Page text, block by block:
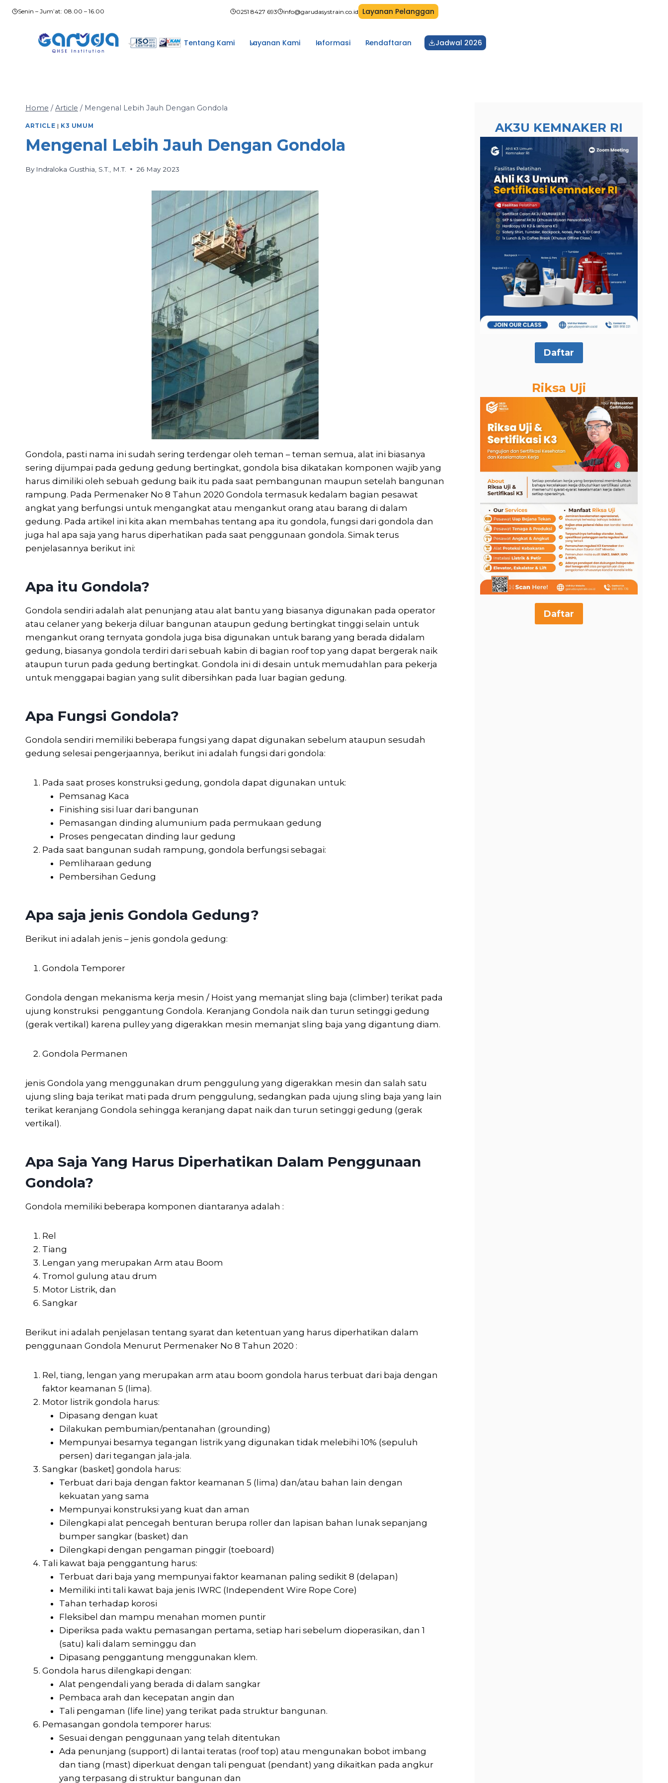
Skip
Senin – Jum’at: 08.00 – 16.00 0251 8427 693 info@garudasystrain.co.id Layanan Pelanggan
Tentang Kami Layanan Kami Informasi Pendaftaran Jadwal 2026
Home / Article / Mengenal Lebih Jauh Dengan Gondola
ARTICLE | K3 UMUM
Mengenal Lebih Jauh Dengan Gondola
By Indraloka Gusthia, S.T., M.T. 26 May 2023
Gondola, pasti nama ini sudah sering terdengar oleh teman – teman semua, alat ini biasanya
sering dijumpai pada gedung gedung bertingkat, gondola bisa dikatakan komponen wajib yang
harus dimiliki oleh sebuah gedung baik itu pada saat pembangunan maupun setelah bangunan
rampung. Pada Permenaker No 8 Tahun 2020 Gondola termasuk kedalam bagian pesawat
angkat yang berfungsi untuk mengangkat atau mengankut orang atau barang di dalam
gedung. Pada artikel ini kita akan membahas tentang apa itu gondola, fungsi dari gondola dan
juga hal apa saja yang harus diperhatikan pada saat penggunaan gondola. Simak terus
penjelasannya berikut ini:
Apa itu Gondola?
Gondola sendiri adalah alat penunjang atau alat bantu yang biasanya digunakan pada operator
atau celaner yang bekerja diluar bangunan ataupun gedung bertingkat tinggi selain untuk
mengankut orang ternyata gondola juga bisa digunakan untuk barang yang berada didalam
gedung, biasanya gondola terdiri dari sebuah kabin di bagian roof top yang dapat bergerak naik
ataupun turun pada gedung bertingkat. Gondola ini di desain untuk memudahlan para pekerja
untuk menggapai bagian yang sulit dibersihkan pada luar bagian gedung.
Apa Fungsi Gondola?
Gondola sendiri memiliki beberapa fungsi yang dapat digunakan sebelum ataupun sesudah
gedung selesai pengerjaannya, berikut ini adalah fungsi dari gondola:
Pada saat proses konstruksi gedung, gondola dapat digunakan untuk:
Pemsanag Kaca
Finishing sisi luar dari bangunan
Pemasangan dinding alumunium pada permukaan gedung
Proses pengecatan dinding laur gedung
Pada saat bangunan sudah rampung, gondola berfungsi sebagai:
Pemliharaan gedung
Pembersihan Gedung
Apa saja jenis Gondola Gedung?
Berikut ini adalah jenis – jenis gondola gedung:
Gondola Temporer
Gondola dengan mekanisma kerja mesin / Hoist yang memanjat sling baja (climber) terikat pada
ujung konstruksi penggantung Gondola. Keranjang Gondola naik dan turun setinggi gedung
(gerak vertikal) karena pulley yang digerakkan mesin memanjat sling baja yang digantung diam.
Gondola Permanen
jenis Gondola yang menggunakan drum penggulung yang digerakkan mesin dan salah satu
ujung sling baja terikat mati pada drum penggulung, sedangkan pada ujung sling baja yang lain
terikat keranjang Gondola sehingga keranjang dapat naik dan turun setinggi gedung (gerak
vertikal).
Apa Saja Yang Harus Diperhatikan Dalam Penggunaan
Gondola?
Gondola memiliki beberapa komponen diantaranya adalah :
Rel
Tiang
Lengan yang merupakan Arm atau Boom
Tromol gulung atau drum
Motor Listrik, dan
Sangkar
Berikut ini adalah penjelasan tentang syarat dan ketentuan yang harus diperhatikan dalam
penggunaan Gondola Menurut Permenaker No 8 Tahun 2020 :
Rel, tiang, lengan yang merupakan arm atau boom gondola harus terbuat dari baja dengan
faktor keamanan 5 (lima).
Motor listrik gondola harus:
Dipasang dengan kuat
Dilakukan pembumian/pentanahan (grounding)
Mempunyai besamya tegangan listrik yang digunakan tidak melebihi 10% (sepuluh
persen) dari tegangan jala-jala.
Sangkar (basket] gondola harus:
Terbuat dari baja dengan faktor keamanan 5 (lima) dan/atau bahan lain dengan
kekuatan yang sama
Mempunyai konstruksi yang kuat dan aman
Dilengkapi alat pencegah benturan berupa roller dan lapisan bahan lunak sepanjang
bumper sangkar (basket) dan
Dilengkapi dengan pengaman pinggir (toeboard)
Tali kawat baja penggantung harus:
Terbuat dari baja yang mempunyai faktor keamanan paling sedikit 8 (delapan)
Memiliki inti tali kawat baja jenis IWRC (Independent Wire Rope Core)
Tahan terhadap korosi
Fleksibel dan mampu menahan momen puntir
Diperiksa pada waktu pemasangan pertama, setiap hari sebelum dioperasikan, dan 1
(satu) kali dalam seminggu dan
Dipasang penggantung menggunakan klem.
Gondola harus dilengkapi dengan:
Alat pengendali yang berada di dalam sangkar
Pembaca arah dan kecepatan angin dan
Tali pengaman (life line) yang terikat pada struktur bangunan.
Pemasangan gondola temporer harus:
Sesuai dengan penggunaan yang telah ditentukan
Ada penunjang (support) di lantai teratas (roof top) atau mengunakan bobot imbang
dan tiang (mast) diperkuat dengan tali penguat (pendant) yang dikaitkan pada angkur
yang terpasang di struktur bangunan dan
AK3U KEMNAKER RI
Daftar
Riksa Uji
Daftar